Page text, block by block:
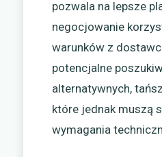
pozwala na lepsze
negocjowanie
warunków z
potencjalne
alternatywnych,
które jednak muszą
wymagania